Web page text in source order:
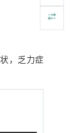
，乏力症